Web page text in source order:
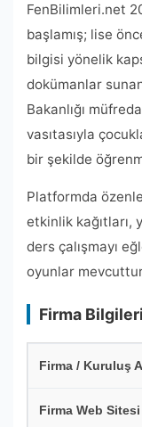
FenBilimleri.net
başlamış; lise
bilgisi yönelik
dokümanlar
Bakanlığı
vasıtasıyla
bir şekilde
Platformda
etkinlik kağıtları,
ders çalışmayı
oyunlar
Firma Bilgileri
Firma / Kuruluş
Firma Web Sitesi